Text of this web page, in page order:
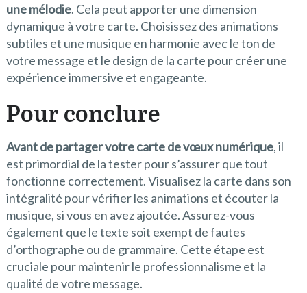
une mélodie. Cela peut apporter une dimension
dynamique à votre carte. Choisissez des animations
subtiles et une musique en harmonie avec le ton de
votre message et le design de la carte pour créer une
expérience immersive et engageante.
Pour conclure
Avant de partager votre carte de vœux numérique, il
est primordial de la tester pour s’assurer que tout
fonctionne correctement. Visualisez la carte dans son
intégralité pour vérifier les animations et écouter la
musique, si vous en avez ajoutée. Assurez-vous
également que le texte soit exempt de fautes
d’orthographe ou de grammaire. Cette étape est
cruciale pour maintenir le professionnalisme et la
qualité de votre message.